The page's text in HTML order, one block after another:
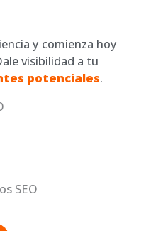
y comienza hoy
visibilidad a tu
potenciales.
SEO